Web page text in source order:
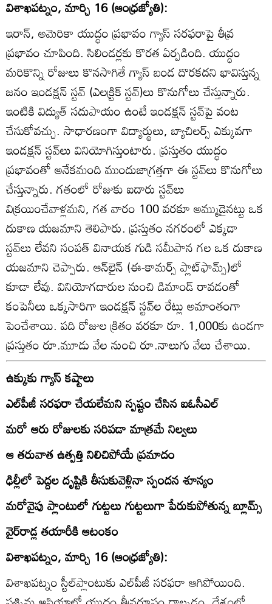
విశాఖపట్నం, మార్చి 16 (ఆంధ్రజ్యోతి):
ఇరాన్‌, అమెరికా యుద్ధం ప్రభావం గ్యాస్‌ సరఫరాపై తీవ్ర
ప్రభావం చూపింది. సిలిండర్లకు కొరత ఏర్పడింది. యుద్ధం
మరికొన్ని రోజులు కొనసాగితే గ్యాస్‌ బండ దొరకదని భావిస్తున్న
జనం ఇండక్షన్‌ స్టవ్‌ (ఎలక్ర్టిక్‌ స్టవ్‌)లు కొనుగోలు చేస్తున్నారు.
ఇంటికి విద్యుత్‌ సదుపాయం ఉంటే ఇండక్షన్‌ స్టవ్‌పై వంట
చేసుకోవచ్చు. సాధారణంగా విద్యార్థులు, బ్యాచిలర్స్‌ ఎక్కువగా
ఇండక్షన్‌ స్టవ్‌లు వినియోగిస్తుంటారు. ప్రస్తుతం యుద్ధం
ప్రభావంతో అనేకమంది ముందుజాగ్రత్తగా ఈ స్టవ్‌లు కొనుగోలు
చేస్తున్నారు. గతంలో రోజుకు ఐదారు స్టవ్‌లు
విక్రయించేవాళ్లమని, గత వారం 100 వరకూ అమ్ముడైనట్టు ఒక
దుకాణ యజమాని తెలిపారు. ప్రస్తుతం నగరంలో ఎక్కడా
స్టవ్‌లు లేవని సంపత్‌ వినాయక గుడి సమీపాన గల ఒక దుకాణ
యజమాని చెప్పారు. ఆన్‌లైన్‌ (ఈ-కామర్స్‌ ప్లాట్‌ఫామ్స్‌)లో
కూడా లేవు. వినియోగదారుల నుంచి డిమాండ్‌ రావడంతో
కంపెనీలు ఒక్కసారిగా ఇండక్షన్‌ స్టవ్‌ల రేట్లు అమాంతంగా
పెంచేశాయి. పది రోజుల క్రితం వరకూ రూ. 1,000కు ఉండగా
ప్రస్తుతం రూ.మూడు వేల నుంచి రూ.నాలుగు వేలు చేశాయి.
ఉక్కుకు గ్యాస్‌ కష్టాలు
ఎల్‌పీజీ సరఫరా చేయలేమని స్పష్టం చేసిన ఐఓసీఎల్‌
మరో ఆరు రోజులకు సరిపడా మాత్రమే నిల్వలు
ఆ తరువాత ఉత్పత్తి నిలిచిపోయే ప్రమాదం
ఢిల్లీలో పెద్దల దృష్టికి తీసుకువెళ్లినా స్పందన శూన్యం
మరోవైపు ప్లాంటులో గుట్టలు గుట్టలుగా పేరుకుపోతున్న బ్లూమ్స్‌
వైర్‌రాడ్ల తయారీకి ఆటంకం
విశాఖపట్నం, మార్చి 16 (ఆంధ్రజ్యోతి):
విశాఖపట్నం స్టీల్‌ప్లాంటుకు ఎల్‌పీజీ సరఫరా ఆగిపోయింది.